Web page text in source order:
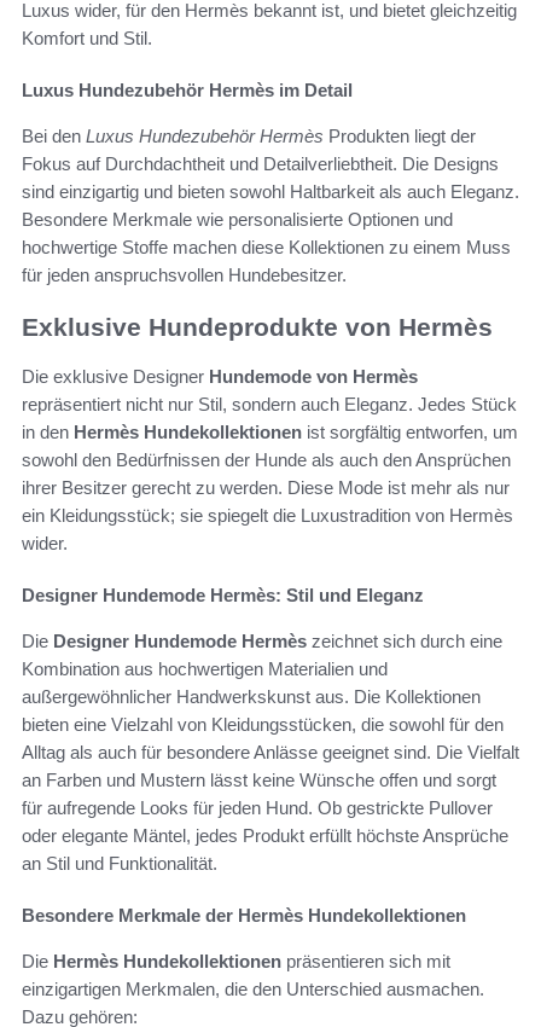
Luxus wider, für den Hermès bekannt ist, und bietet gleichzeitig
Komfort und Stil.
Luxus Hundezubehör Hermès im Detail
Bei den Luxus Hundezubehör Hermès Produkten liegt der
Fokus auf Durchdachtheit und Detailverliebtheit. Die Designs
sind einzigartig und bieten sowohl Haltbarkeit als auch Eleganz.
Besondere Merkmale wie personalisierte Optionen und
hochwertige Stoffe machen diese Kollektionen zu einem Muss
für jeden anspruchsvollen Hundebesitzer.
Exklusive Hundeprodukte von Hermès
Die exklusive Designer Hundemode von Hermès
repräsentiert nicht nur Stil, sondern auch Eleganz. Jedes Stück
in den Hermès Hundekollektionen ist sorgfältig entworfen, um
sowohl den Bedürfnissen der Hunde als auch den Ansprüchen
ihrer Besitzer gerecht zu werden. Diese Mode ist mehr als nur
ein Kleidungsstück; sie spiegelt die Luxustradition von Hermès
wider.
Designer Hundemode Hermès: Stil und Eleganz
Die Designer Hundemode Hermès zeichnet sich durch eine
Kombination aus hochwertigen Materialien und
außergewöhnlicher Handwerkskunst aus. Die Kollektionen
bieten eine Vielzahl von Kleidungsstücken, die sowohl für den
Alltag als auch für besondere Anlässe geeignet sind. Die Vielfalt
an Farben und Mustern lässt keine Wünsche offen und sorgt
für aufregende Looks für jeden Hund. Ob gestrickte Pullover
oder elegante Mäntel, jedes Produkt erfüllt höchste Ansprüche
an Stil und Funktionalität.
Besondere Merkmale der Hermès Hundekollektionen
Die Hermès Hundekollektionen präsentieren sich mit
einzigartigen Merkmalen, die den Unterschied ausmachen.
Dazu gehören: